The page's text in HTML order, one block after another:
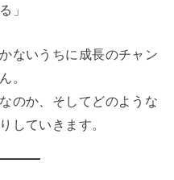
」
ないうちに成長のチャン
。
のか、そしてどのような
していきます。